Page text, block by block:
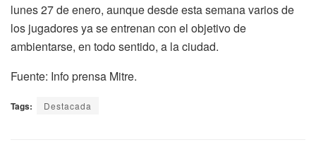
lunes 27 de enero, aunque desde esta semana varios de
los jugadores ya se entrenan con el objetivo de
ambientarse, en todo sentido, a la ciudad.
Fuente: Info prensa Mitre.
Tags: Destacada